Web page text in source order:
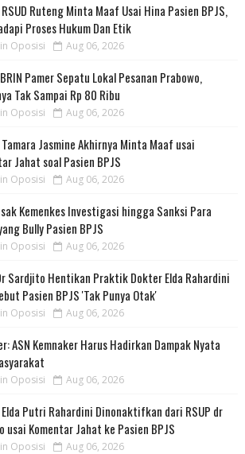
Ruteng Minta Maaf Usai Hina Pasien BPJS,
Proses Hukum Dan Etik
Oposisi Aug 06, 2026
Pamer Sepatu Lokal Pesanan Prabowo,
Tak Sampai Rp 80 Ribu
Oposisi Aug 06, 2026
Jasmine Akhirnya Minta Maaf usai
Jahat soal Pasien BPJS
Oposisi Aug 06, 2026
Kemenkes Investigasi hingga Sanksi Para
Bully Pasien BPJS
Oposisi Aug 06, 2026
Sardjito Hentikan Praktik Dokter Elda Rahardini
Pasien BPJS 'Tak Punya Otak'
Oposisi Aug 06, 2026
ASN Kemnaker Harus Hadirkan Dampak Nyata
Oposisi Aug 06, 2026
Putri Rahardini Dinonaktifkan dari RSUP dr
usai Komentar Jahat ke Pasien BPJS
Oposisi Aug 06, 2026